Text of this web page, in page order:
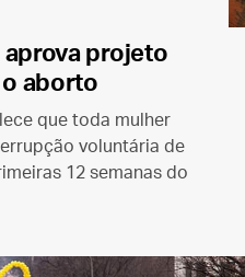
aprova projeto
aborto
que toda mulher
voluntária de
12 semanas do